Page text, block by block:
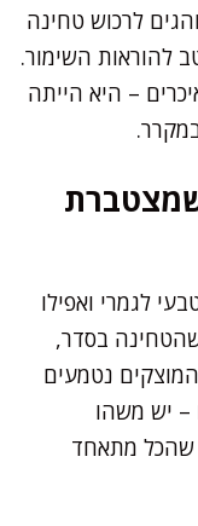
לרכוש טחינה
להוראות השימור.
– היא הייתה
לגמרי ואפילו
בסדר,
נטמעים
– יש משהו
שהכל מתאחד